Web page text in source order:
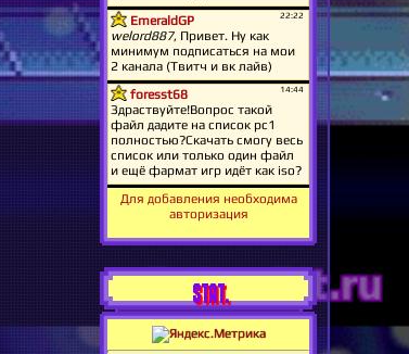
Для добавления необходима
авторизация
STAT.